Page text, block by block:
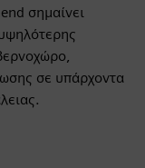
σημαίνει
σε υπάρχοντα